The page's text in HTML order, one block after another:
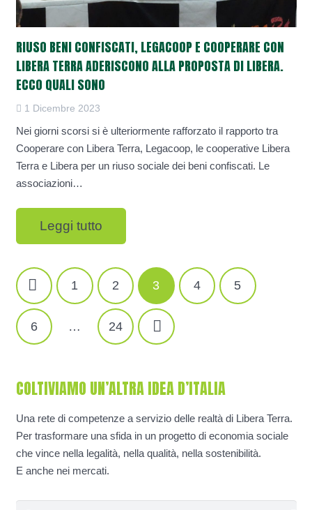
RIUSO BENI CONFISCATI, LEGACOOP E COOPERARE CON
LIBERA TERRA ADERISCONO ALLA PROPOSTA DI LIBERA.
ECCO QUALI SONO
1 Dicembre 2023
Nei giorni scorsi si è ulteriormente rafforzato il rapporto tra
Cooperare con Libera Terra, Legacoop, le cooperative Libera
Terra e Libera per un riuso sociale dei beni confiscati. Le
associazioni…
Leggi tutto
NAVIGAZIONE
ARTICOLI
1 2 3 4 5
6 … 24
COLTIVIAMO UN’ALTRA IDEA D’ITALIA
Una rete di competenze a servizio delle realtà di Libera Terra.
Per trasformare una sfida in un progetto di economia sociale
che vince nella legalità, nella qualità, nella sostenibilità.
E anche nei mercati.